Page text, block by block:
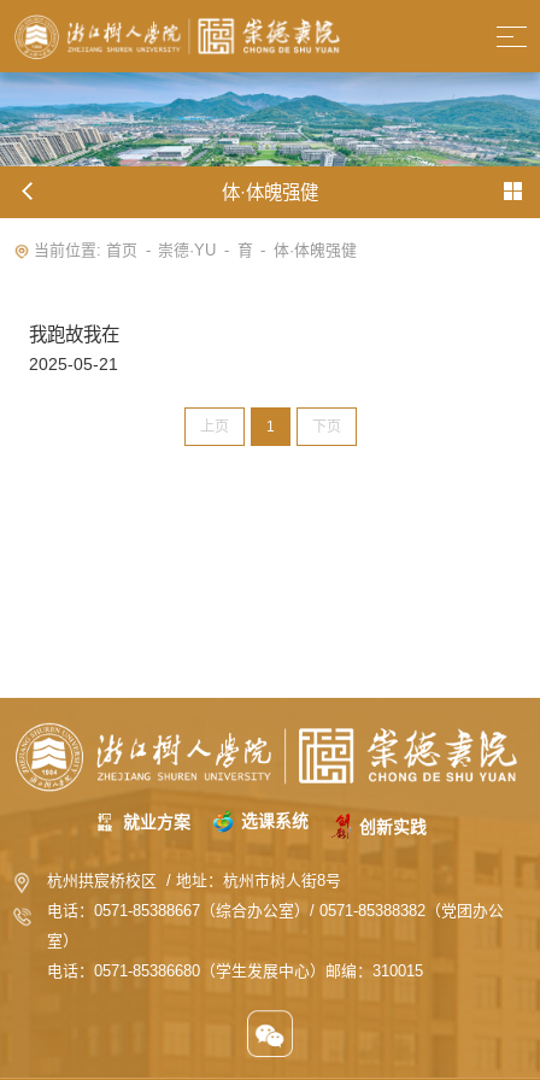
体·体魄强健
当前位置:首页 - 崇德·YU - 育 - 体·体魄强健
我跑故我在
2025-05-21
上页 1 下页
就业方案 选课系统 创新实践
杭州拱宸桥校区 / 地址：杭州市树人街8号
电话：0571-85388667（综合办公室）/ 0571-85388382（党团办公
室）
电话：0571-85386680（学生发展中心）邮编：310015